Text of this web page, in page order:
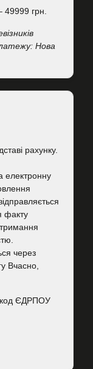
49999 грн.
Нова
рахунку.
електронну
факту
через
Вчасно,
ЄДРПОУ